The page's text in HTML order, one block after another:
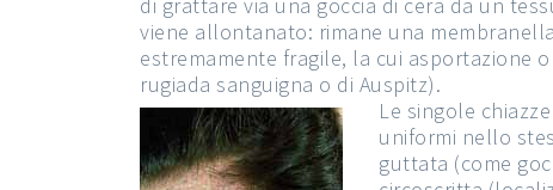
viene allontanato: rimane una
estremamente fragile, la cui asportazione
rugiada sanguigna o di Auspitz).
Le singole
uniformi nello
guttata (come